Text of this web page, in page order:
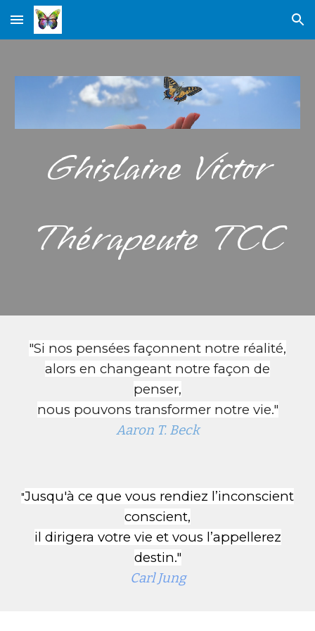
Skip to main content Skip to navigation
Ghislaine Victor
Thérapeute TCC
"Si nos pensées façonnent notre réalité,
alors en changeant notre façon de
penser,
nous pouvons transformer notre vie."
Aaron T. Beck
"Jusqu'à ce que vous rendiez l’inconscient
conscient,
il dirigera votre vie et vous l’appellerez
destin."
Carl Jung